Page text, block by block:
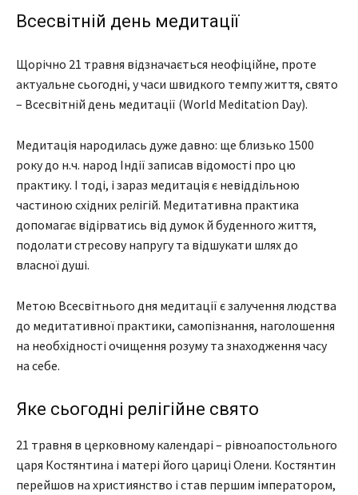
Всесвітній день медитації
Щорічно 21 травня відзначається неофіційне, проте
актуальне сьогодні, у часи швидкого темпу життя, свято
– Всесвітній день медитації (World Meditation Day).
Медитація народилась дуже давно: ще близько 1500
року до н.ч. народ Індії записав відомості про цю
практику. І тоді, і зараз медитація є невіддільною
частиною східних релігій. Медитативна практика
допомагає відірватись від думок й буденного життя,
подолати стресову напругу та відшукати шлях до
власної душі.
Метою Всесвітнього дня медитації є залучення людства
до медитативної практики, самопізнання, наголошення
на необхідності очищення розуму та знаходження часу
на себе.
Яке сьогодні релігійне свято
21 травня в церковному календарі – рівноапостольного
царя Костянтина і матері його цариці Олени. Костянтин
перейшов на християнство і став першим імператором,